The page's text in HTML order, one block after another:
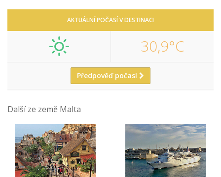
AKTUÁLNÍ POČASÍ V DESTINACI
30,9°C
Předpověď počasí
Další ze země Malta